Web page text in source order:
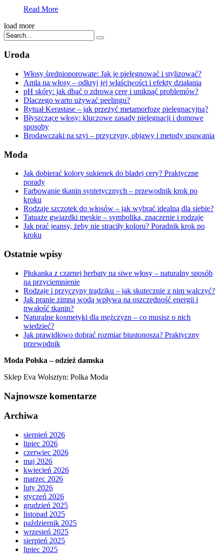
Read More
load more
Uroda
Włosy średnioporowate: Jak je pielęgnować i stylizować?
Amla na włosy – odkryj jej właściwości i efekty działania
pH skóry: jak dbać o zdrową cerę i uniknąć problemów?
Dlaczego warto używać peelingu?
Rytuał Kerastase – jak przeżyć metamorfozę pielęgnacyjną?
Błyszczące włosy: kluczowe zasady pielęgnacji i domowe
sposoby
Brodawczaki na szyi – przyczyny, objawy i metody usuwania
Moda
Jak dobierać kolory sukienek do bladej cery? Praktyczne
porady
Farbowanie tkanin syntetycznych – przewodnik krok po
kroku
Rodzaje szczotek do włosów – jak wybrać idealną dla siebie?
Tatuaże gwiazdki męskie – symbolika, znaczenie i rodzaje
Jak prać jeansy, żeby nie straciły koloru? Poradnik krok po
kroku
Ostatnie wpisy
Płukanka z czarnej herbaty na siwe włosy – naturalny sposób
na przyciemnienie
Rodzaje i przyczyny trądziku – jak skutecznie z nim walczyć?
Jak pranie zimną wodą wpływa na oszczędność energii i
trwałość tkanin?
Naturalne kosmetyki dla mężczyzn – co musisz o nich
wiedzieć?
Jak prawidłowo dobrać rozmiar biustonosza? Praktyczny
przewodnik
Moda Polska – odzież damska
Sklep Eva Wolsztyn: Polka Moda
Najnowsze komentarze
Archiwa
sierpień 2026
lipiec 2026
czerwiec 2026
maj 2026
kwiecień 2026
marzec 2026
luty 2026
styczeń 2026
grudzień 2025
listopad 2025
październik 2025
wrzesień 2025
sierpień 2025
lipiec 2025